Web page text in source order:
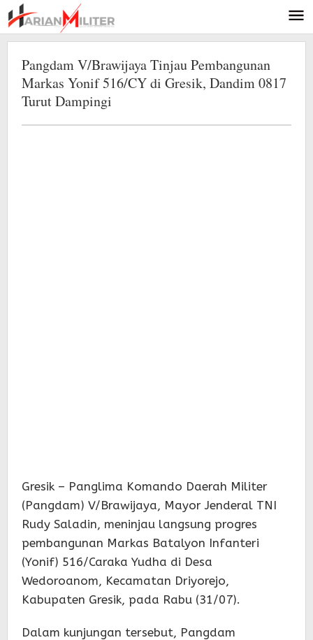
Lewati
ke
konten
Pangdam V/Brawijaya Tinjau Pembangunan
Markas Yonif 516/CY di Gresik, Dandim 0817
Turut Dampingi
Gresik – Panglima Komando Daerah Militer
(Pangdam) V/Brawijaya, Mayor Jenderal TNI
Rudy Saladin, meninjau langsung progres
pembangunan Markas Batalyon Infanteri
(Yonif) 516/Caraka Yudha di Desa
Wedoroanom, Kecamatan Driyorejo,
Kabupaten Gresik, pada Rabu (31/07).
Dalam kunjungan tersebut, Pangdam